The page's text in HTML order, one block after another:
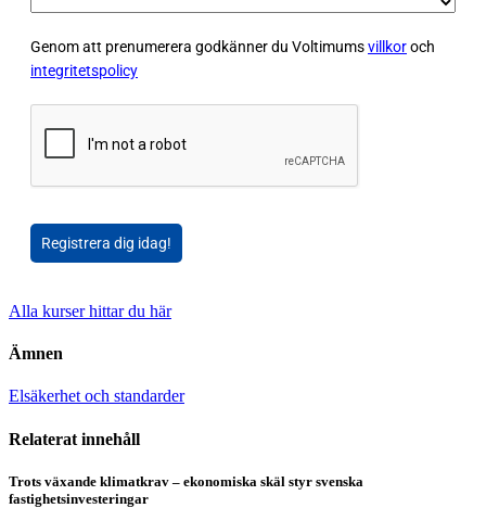
Genom att prenumerera godkänner du Voltimumsvillkoroch
integritetspolicy
Registrera dig idag!
Alla kurser hittar du här
Ämnen
Elsäkerhet och standarder
Relaterat innehåll
Trots växande klimatkrav – ekonomiska skäl styr svenska
fastighetsinvesteringar